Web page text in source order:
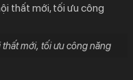
thất mới, tối ưu công năng